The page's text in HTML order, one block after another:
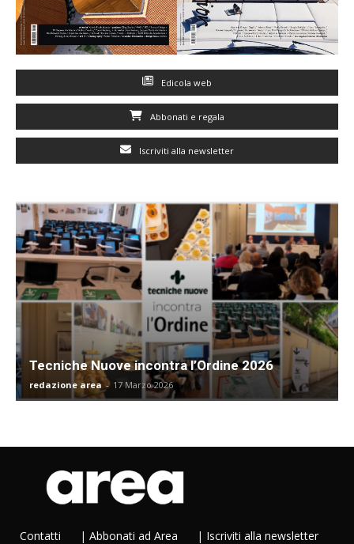
Edicola web
Abbonati e regala
Iscriviti alla newsletter
Tecniche Nuove incontra l’Ordine 2026
redazione area - 17 Marzo 2026
Contatti | Abbonati ad Area | Iscriviti alla newsletter